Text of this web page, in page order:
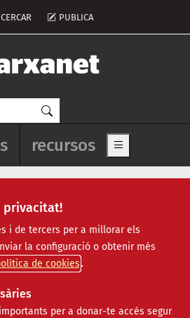
privacitat!
i de tercers per a millorar els
la configuració o obtenir més
de cookies
per a donar-te accés segur
del compte d'usuari
CERCAR PUBLICA
principal de
recursos Show main
| Projectes | Tecnològic |
| Biblioteca |